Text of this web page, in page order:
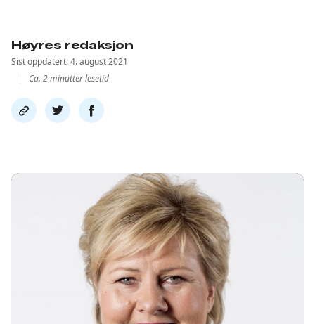
Høyres redaksjon
Sist oppdatert: 4. august 2021
Ca. 2 minutter lesetid
Del
link
Del
på
Del
på